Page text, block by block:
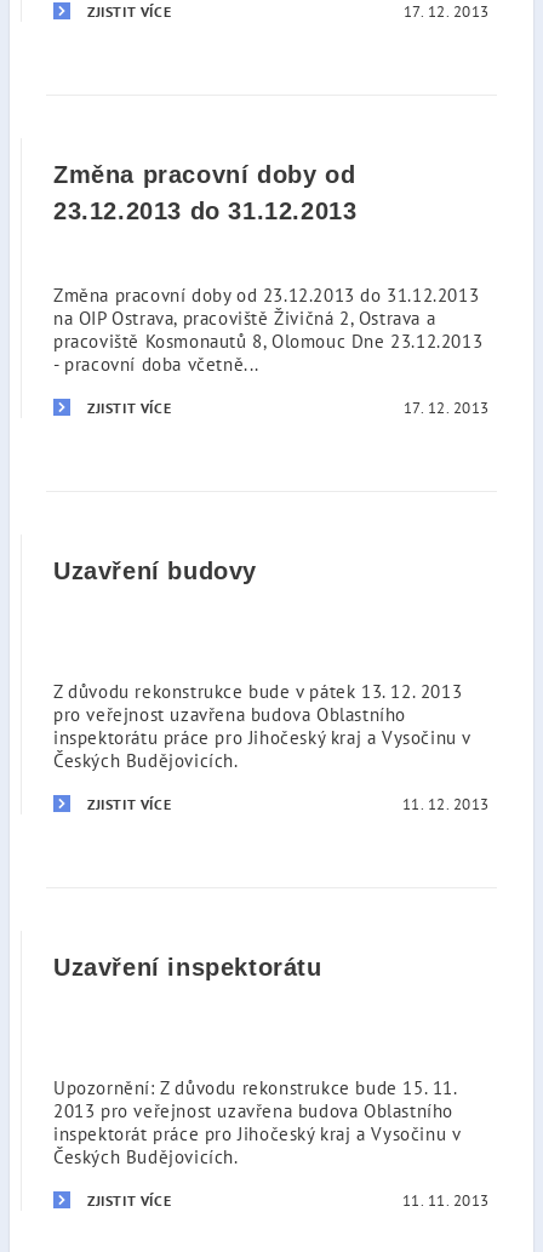
ZJISTIT VÍCE 17. 12. 2013
Změna pracovní doby od
23.12.2013 do 31.12.2013
Změna pracovní doby od 23.12.2013 do 31.12.2013
na OIP Ostrava, pracoviště Živičná 2, Ostrava a
pracoviště Kosmonautů 8, Olomouc Dne 23.12.2013
- pracovní doba včetně...
ZJISTIT VÍCE 17. 12. 2013
Uzavření budovy
Z důvodu rekonstrukce bude v pátek 13. 12. 2013
pro veřejnost uzavřena budova Oblastního
inspektorátu práce pro Jihočeský kraj a Vysočinu v
Českých Budějovicích.
ZJISTIT VÍCE 11. 12. 2013
Uzavření inspektorátu
Upozornění: Z důvodu rekonstrukce bude 15. 11.
2013 pro veřejnost uzavřena budova Oblastního
inspektorát práce pro Jihočeský kraj a Vysočinu v
Českých Budějovicích.
ZJISTIT VÍCE 11. 11. 2013